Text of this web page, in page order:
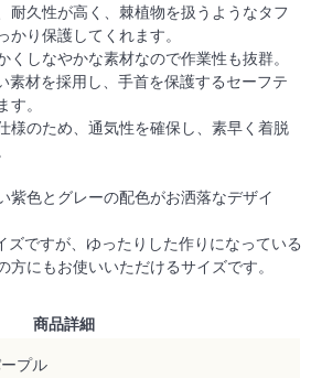
耐久性が高く、棘植物を扱うようなタフ
かり保護してくれます。
くしなやかな素材なので作業性も抜群。
素材を採用し、手首を保護するセーフテ
す。
様のため、通気性を確保し、素早く着脱
紫色とグレーの配色がお洒落なデザイ
ズですが、ゆったりした作りになっている
方にもお使いいただけるサイズです。
商品詳細
プル